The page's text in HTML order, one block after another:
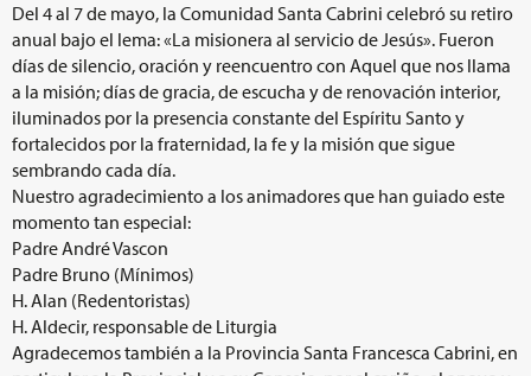
Del 4 al 7 de mayo, la Comunidad Santa Cabrini celebró su retiro
anual bajo el lema: «La misionera al servicio de Jesús». Fueron
días de silencio, oración y reencuentro con Aquel que nos llama
a la misión; días de gracia, de escucha y de renovación interior,
iluminados por la presencia constante del Espíritu Santo y
fortalecidos por la fraternidad, la fe y la misión que sigue
sembrando cada día.
Nuestro agradecimiento a los animadores que han guiado este
momento tan especial:
Padre André Vascon
Padre Bruno (Mínimos)
H. Alan (Redentoristas)
H. Aldecir, responsable de Liturgia
Agradecemos también a la Provincia Santa Francesca Cabrini, en